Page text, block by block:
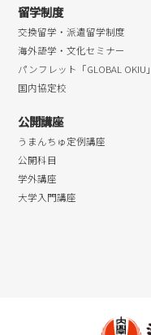
留学制度
交換留学・派遣留学制度
海外語学・文化セミナー
パンフレット「GLOBAL OKIU」
国内協定校
公開講座
うまんちゅ定例講座
公開科目
学外講座
大学入門講座